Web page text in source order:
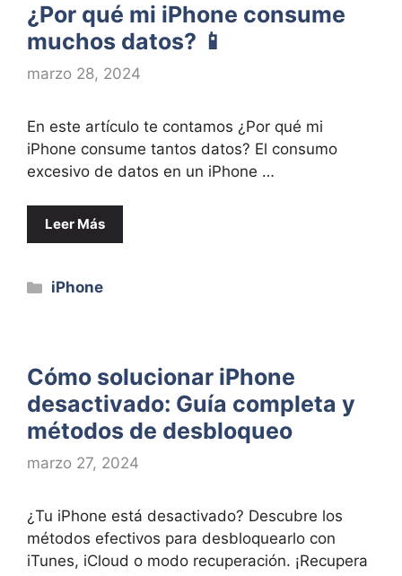
¿Por qué mi iPhone consume
muchos datos? 📱
marzo 28, 2024
En este artículo te contamos ¿Por qué mi
iPhone consume tantos datos? El consumo
excesivo de datos en un iPhone …
Leer Más
Categorías
iPhone
Cómo solucionar iPhone
desactivado: Guía completa y
métodos de desbloqueo
marzo 27, 2024
¿Tu iPhone está desactivado? Descubre los
métodos efectivos para desbloquearlo con
iTunes, iCloud o modo recuperación. ¡Recupera